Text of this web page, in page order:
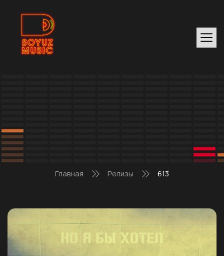
Главная Релизы 613